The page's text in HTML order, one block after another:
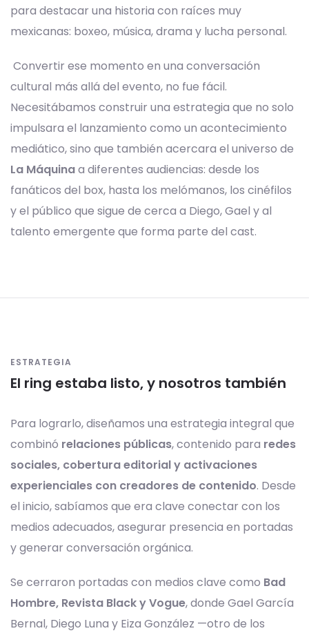
para destacar una historia con raíces muy
mexicanas: boxeo, música, drama y lucha personal.
Convertir ese momento en una conversación
cultural más allá del evento, no fue fácil.
Necesitábamos construir una estrategia que no solo
impulsara el lanzamiento como un acontecimiento
mediático, sino que también acercara el universo de
La Máquinaa diferentes audiencias: desde los
fanáticos del box, hasta los melómanos, los cinéfilos
y el público que sigue de cerca a Diego, Gael y al
talento emergente que forma parte del cast.
ESTRATEGIA
El ring estaba listo, y nosotros también
Para lograrlo, diseñamos una estrategia integral que
combinó relaciones públicas, contenido para redes
sociales, cobertura editorial y activaciones
experienciales con creadores de contenido. Desde
el inicio, sabíamos que era clave conectar con los
medios adecuados, asegurar presencia en portadas
y generar conversación orgánica.
Se cerraron portadas con medios clave como Bad
Hombre, Revista Black y Vogue, donde Gael García
Bernal, Diego Luna y Eiza González —otro de los